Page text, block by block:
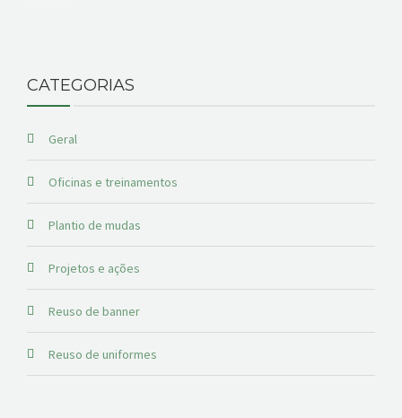
CATEGORIAS
Geral
Oficinas e treinamentos
Plantio de mudas
Projetos e ações
Reuso de banner
Reuso de uniformes